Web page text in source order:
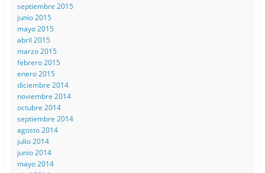
septiembre 2015
junio 2015
mayo 2015
abril 2015
marzo 2015
febrero 2015
enero 2015
diciembre 2014
noviembre 2014
octubre 2014
septiembre 2014
agosto 2014
julio 2014
junio 2014
mayo 2014